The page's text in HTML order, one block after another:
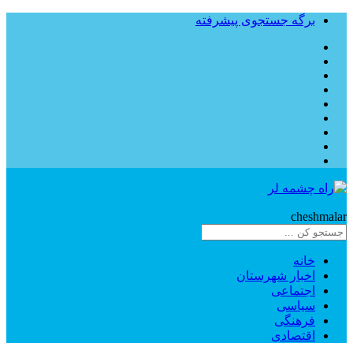
برگه جستجوی پیشرفته
cheshmalar
خانه
اخبار شهرستان
اجتماعی
سیاسی
فرهنگی
اقتصادی